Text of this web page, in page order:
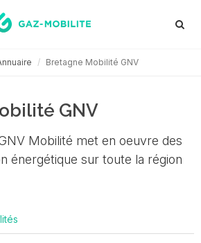
Bretagne Mobilité GNV
GNV
Mobilité met en oeuvre des
énergétique sur toute la région